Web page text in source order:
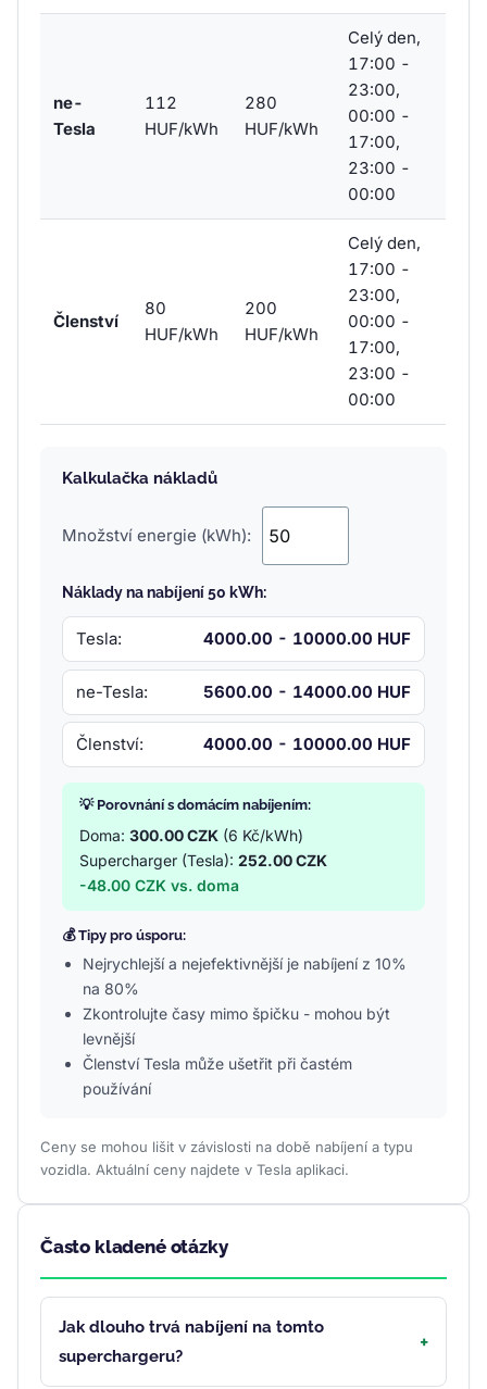
ne-
Tesla
112
HUF/kWh
280
HUF/kWh
Celý den,
17:00 -
23:00,
00:00 -
17:00,
23:00 -
00:00
Členství
80
HUF/kWh
200
HUF/kWh
Celý den,
17:00 -
23:00,
00:00 -
17:00,
23:00 -
00:00
Kalkulačka nákladů
Množství energie (kWh):
Náklady na nabíjení 50 kWh:
Tesla: 4000.00 - 10000.00 HUF
ne-Tesla: 5600.00 - 14000.00 HUF
Členství: 4000.00 - 10000.00 HUF
💡 Porovnání s domácím nabíjením:
Doma: 300.00 CZK (6 Kč/kWh)
Supercharger (Tesla): 252.00 CZK
-48.00 CZK vs. doma
💰 Tipy pro úsporu:
Nejrychlejší a nejefektivnější je nabíjení z 10%
na 80%
Zkontrolujte časy mimo špičku - mohou být
levnější
Členství Tesla může ušetřit při častém
používání
Ceny se mohou lišit v závislosti na době nabíjení a typu
vozidla. Aktuální ceny najdete v Tesla aplikaci.
Často kladené otázky
Jak dlouho trvá nabíjení na tomto
superchargeru?